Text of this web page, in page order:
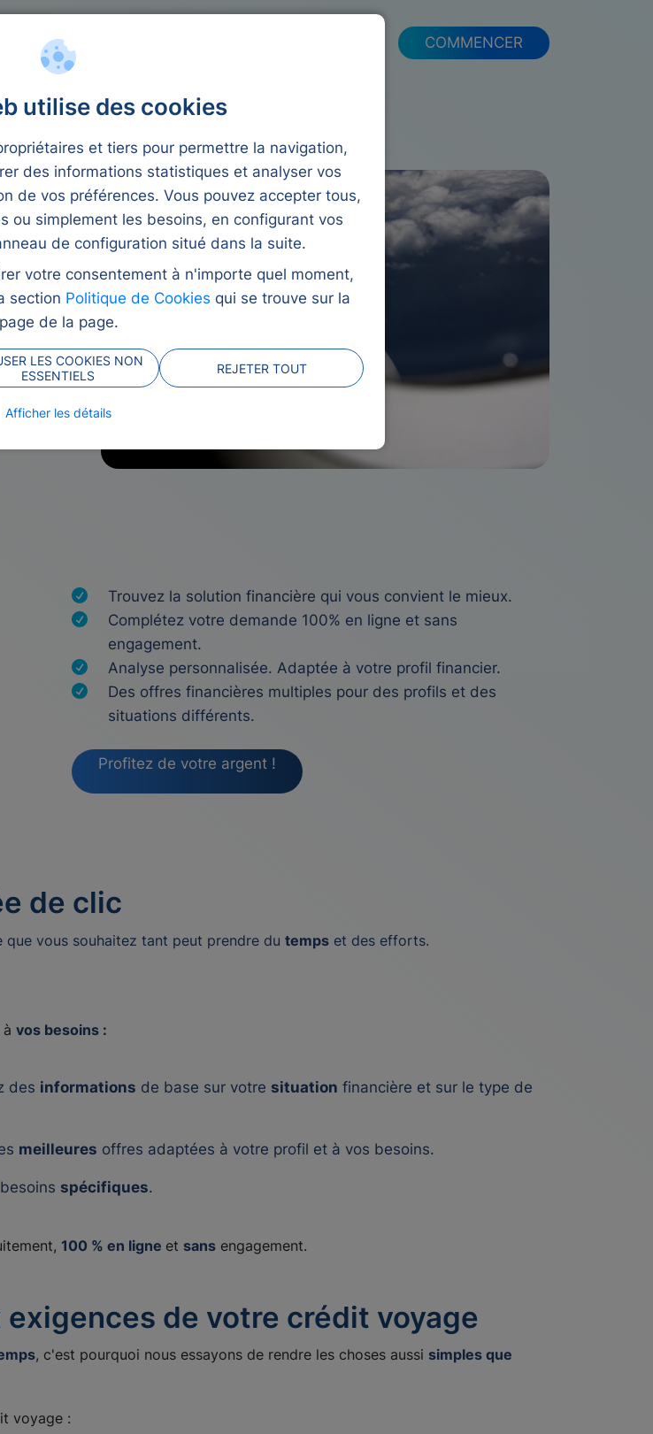
utilise des cookies
et tiers pour permettre la navigation,
des informations statistiques et analyser vos
de vos préférences. Vous pouvez accepter tous,
ou simplement les besoins, en configurant vos
de configuration situé dans la suite.
votre consentement à n'importe quel moment,
section Politique de Cookies qui se trouve sur la
page de la page.
LES COOKIES NON
ESSENTIELS
REJETER TOUT
Afficher les détails
COMMENCER
Trouvez la solution financière qui vous convient le mieux.
Complétez votre demande 100% en ligne et sans
engagement.
Analyse personnalisée. Adaptée à votre profil financier.
Des offres financières multiples pour des profils et des
situations différents.
Profitez de votre argent !
de clic
vous souhaitez tant peut prendre du temps et des efforts.
vos besoins :
des informations de base sur votre situation financière et sur le type de
meilleures offres adaptées à votre profil et à vos besoins.
spécifiques.
100 % en ligne et sans engagement.
de votre crédit voyage
, c'est pourquoi nous essayons de rendre les choses aussi simples que
voyage :